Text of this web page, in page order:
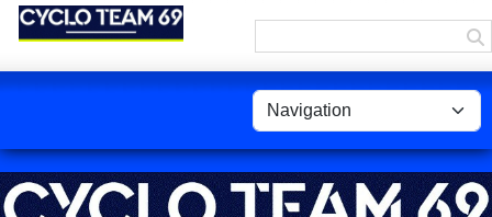
Panneau de gestion des cookies